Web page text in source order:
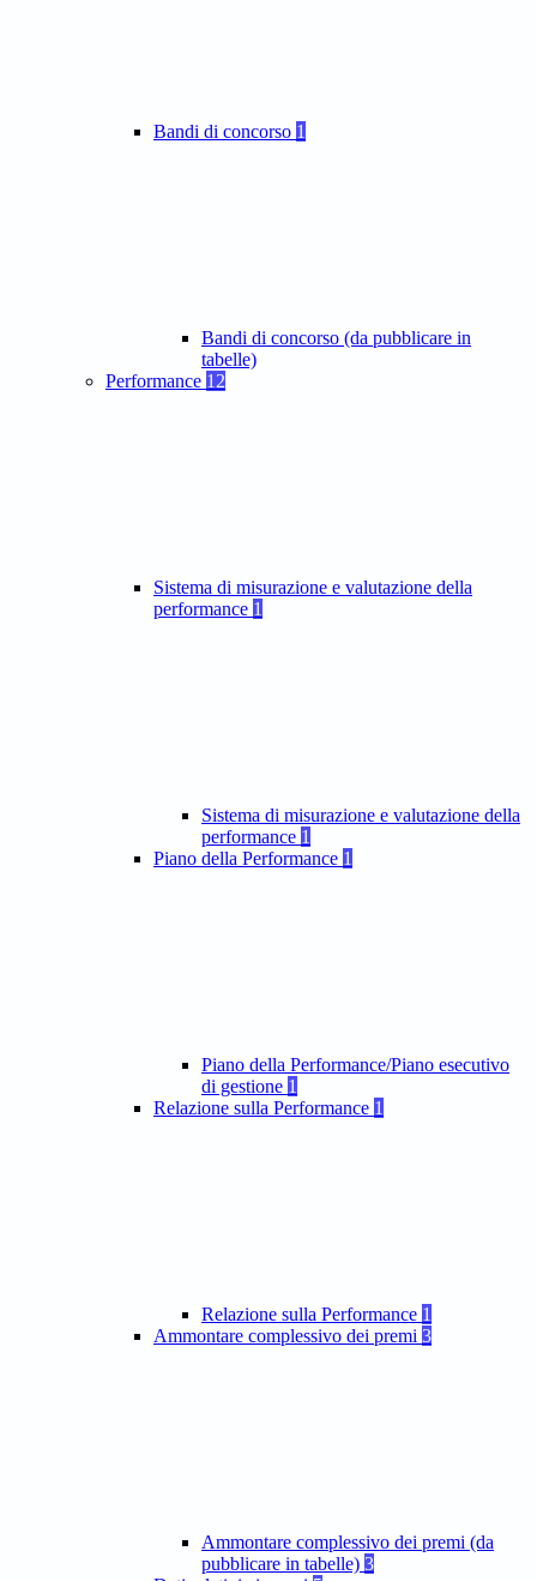
Bandi di concorso 1
Bandi di concorso (da pubblicare in
tabelle)
Performance 12
Sistema di misurazione e valutazione della
performance 1
Sistema di misurazione e valutazione della
performance 1
Piano della Performance 1
Piano della Performance/Piano esecutivo
di gestione 1
Relazione sulla Performance 1
Relazione sulla Performance 1
Ammontare complessivo dei premi 3
Ammontare complessivo dei premi (da
pubblicare in tabelle) 3